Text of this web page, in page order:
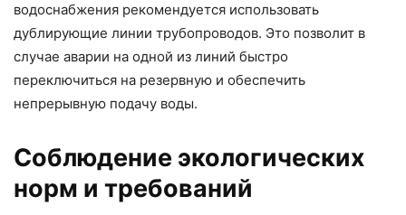
водоснабжения рекомендуется использовать
дублирующие линии трубопроводов. Это позволит в
случае аварии на одной из линий быстро
переключиться на резервную и обеспечить
непрерывную подачу воды.
Соблюдение экологических
норм и требований